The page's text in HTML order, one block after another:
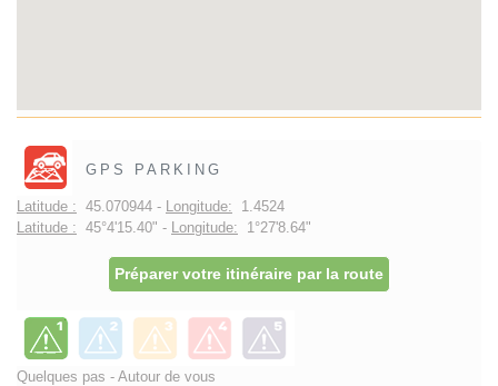
GPS PARKING
Latitude : 45.070944 - Longitude: 1.4524
Latitude : 45°4'15.40" - Longitude: 1°27'8.64"
Préparer votre itinéraire par la route
Quelques pas - Autour de vous